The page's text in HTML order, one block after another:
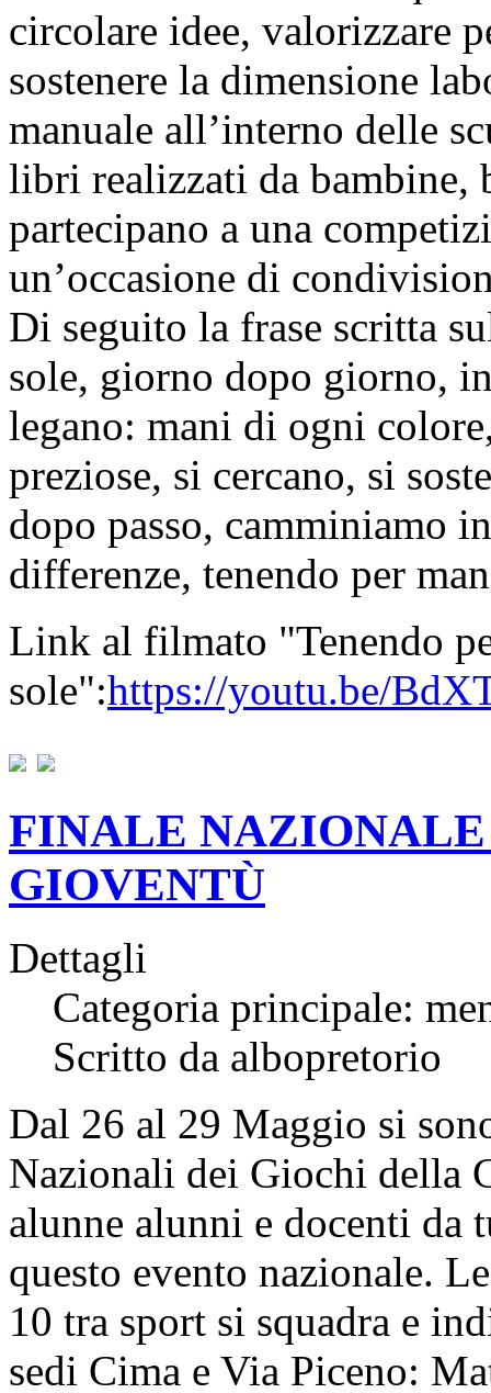
circolare idee, valorizzare
sostenere la dimensione
manuale all’interno delle
libri realizzati da bambine,
partecipano a una
un’occasione di
Di seguito la frase scritta
sole, giorno dopo giorno,
legano: mani di ogni
preziose, si cercano, si
dopo passo, camminiamo
differenze, tenendo per
Link al filmato "Tenendo
sole":https://youtu.be/
FINALE
GIOVENTÙ
Dettagli
Categoria principale:
Scritto da albopretorio
Dal 26 al 29 Maggio si
Nazionali dei Giochi della
alunne alunni e docenti da
questo evento nazionale.
10 tra sport si squadra e
sedi Cima e Via Piceno: